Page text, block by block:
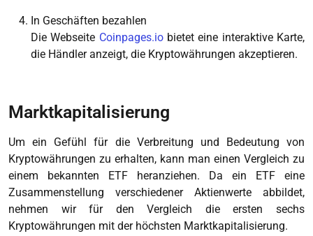
In Geschäften bezahlen
Die Webseite Coinpages.iobietet eine interaktive Karte,
die Händler anzeigt, die Kryptowährungen akzeptieren.
Marktkapitalisierung
Um ein Gefühl für die Verbreitung und Bedeutung von
Kryptowährungen zu erhalten, kann man einen Vergleich zu
einem bekannten ETF heranziehen. Da ein ETF eine
Zusammenstellung verschiedener Aktienwerte abbildet,
nehmen wir für den Vergleich die ersten sechs
Kryptowährungen mit der höchsten Marktkapitalisierung.